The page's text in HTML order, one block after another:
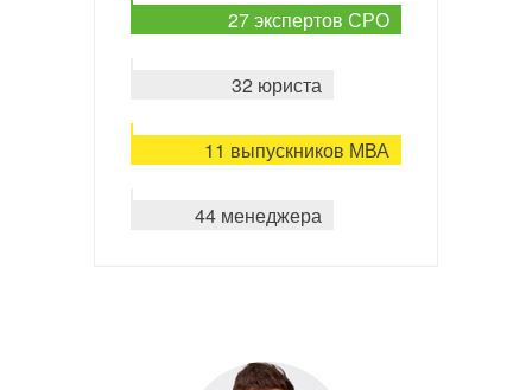
27 экспертов СРО
32 юриста
11 выпускников МВА
44 менеджера